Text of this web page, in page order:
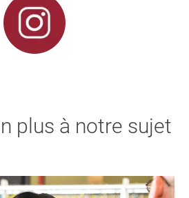
plus à notre sujet